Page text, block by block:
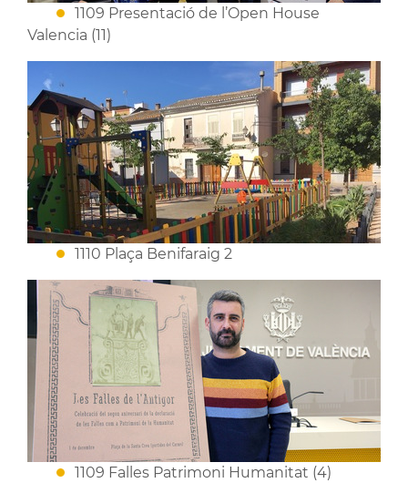
1109 Presentació de l’Open House
Valencia (11)
1110 Plaça Benifaraig 2
1109 Falles Patrimoni Humanitat (4)